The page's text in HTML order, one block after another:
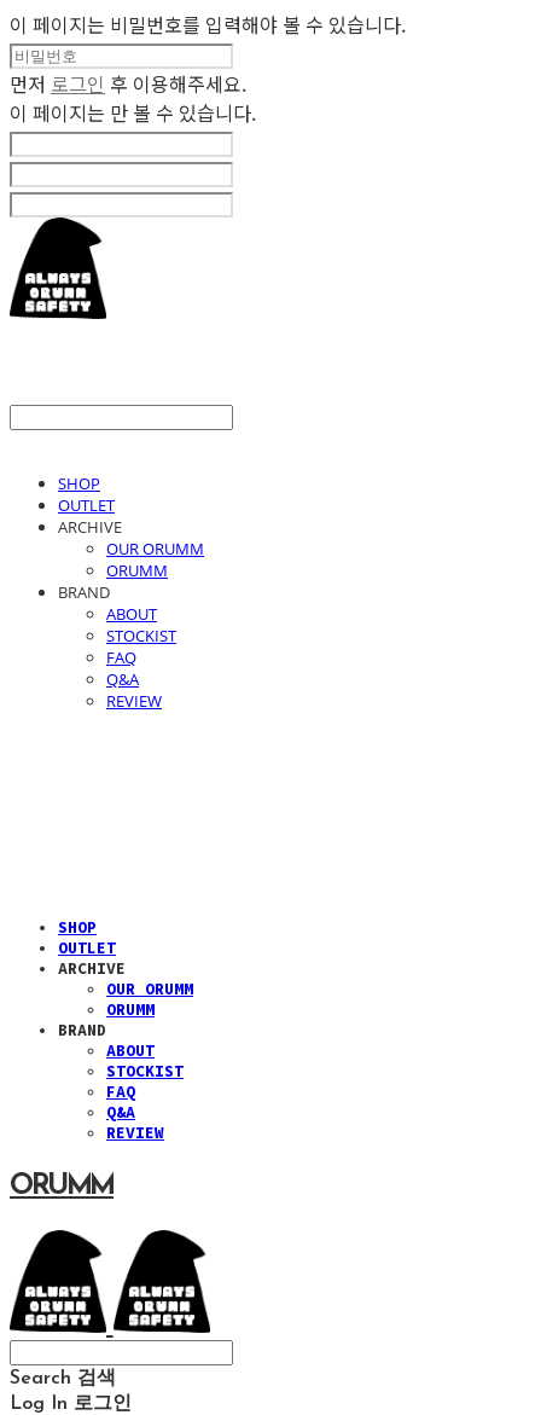
이 페이지는 비밀번호를 입력해야 볼 수 있습니다.
먼저 로그인 후 이용해주세요.
이 페이지는 만 볼 수 있습니다.
SHOP
OUTLET
ARCHIVE
OUR ORUMM
ORUMM
BRAND
ABOUT
STOCKIST
FAQ
Q&A
REVIEW
SHOP
OUTLET
ARCHIVE
OUR ORUMM
ORUMM
BRAND
ABOUT
STOCKIST
FAQ
Q&A
REVIEW
ORUMM
Search 검색
Log In 로그인